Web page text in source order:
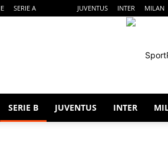
SERIE A JUVENTUS INTER MILAN
SERIE B JUVENTUS INTER